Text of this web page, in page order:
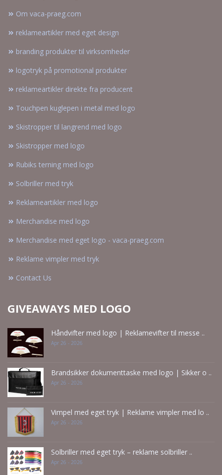
Om vaca-praeg.com
reklameartikler med eget design
branding produkter til virksomheder
logotryk på promotional produkter
reklameartikler direkte fra producent
Touchpen kuglepen i metal med logo
Skistropper til langrend med logo
Skistropper med logo
Rubiks terning med logo
Solbriller med tryk
Reklameartikler med logo
Merchandise med logo
Merchandise med eget logo - vaca-praeg.com
Reklame vimpler med tryk
Contact Us
GIVEAWAYS MED LOGO
Håndvifter med logo | Reklamevifter til messe ..
Apr 26 - 2026
Brandsikker dokumenttaske med logo | Sikker o ..
Apr 26 - 2026
Vimpel med eget tryk | Reklame vimpler med lo ..
Apr 26 - 2026
Solbriller med eget tryk – reklame solbriller ..
Apr 26 - 2026